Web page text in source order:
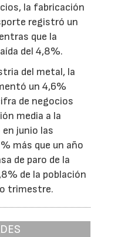
la fabricación
registró un
que la
del 4,8%.
del metal, la
un 4,6%
de negocios
media a la
junio las
más que un año
de paro de la
de la población
trimestre.